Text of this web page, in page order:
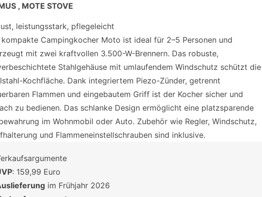
, MOTE STOVE
leistungsstark, pflegeleicht
kompakte Campingkocher Moto ist ideal für 2–5 Personen und
mit zwei kraftvollen 3.500-W-Brennern. Das robuste,
Stahlgehäuse mit umlaufendem Windschutz schützt die
Kochfläche. Dank integriertem Piezo-Zünder, getrennt
Flammen und eingebautem Griff ist der Kocher sicher und
zu bedienen. Das schlanke Design ermöglicht eine platzsparende
im Wohnmobil oder Auto. Zubehör wie Regler, Windschutz,
und Flammeneinstellschrauben sind inklusive.
: 159,99 Euro
im Frühjahr 2026